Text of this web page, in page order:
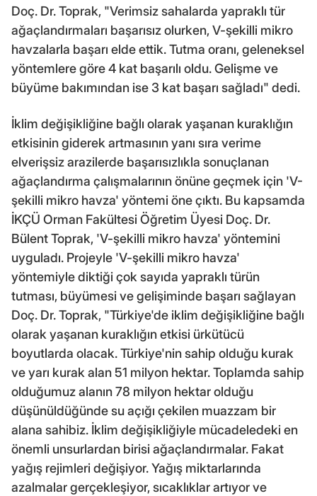
Doç. Dr. Toprak, "Verimsiz sahalarda yapraklı tür
ağaçlandırmaları başarısız olurken, V-şekilli mikro
havzalarla başarı elde ettik. Tutma oranı, geleneksel
yöntemlere göre 4 kat başarılı oldu. Gelişme ve
büyüme bakımından ise 3 kat başarı sağladı" dedi.
İklim değişikliğine bağlı olarak yaşanan kuraklığın
etkisinin giderek artmasının yanı sıra verime
elverişsiz arazilerde başarısızlıkla sonuçlanan
ağaçlandırma çalışmalarının önüne geçmek için 'V-
şekilli mikro havza' yöntemi öne çıktı. Bu kapsamda
İKÇÜ Orman Fakültesi Öğretim Üyesi Doç. Dr.
Bülent Toprak, 'V-şekilli mikro havza' yöntemini
uyguladı. Projeyle 'V-şekilli mikro havza'
yöntemiyle diktiği çok sayıda yapraklı türün
tutması, büyümesi ve gelişiminde başarı sağlayan
Doç. Dr. Toprak, "Türkiye'de iklim değişikliğine bağlı
olarak yaşanan kuraklığın etkisi ürkütücü
boyutlarda olacak. Türkiye'nin sahip olduğu kurak
ve yarı kurak alan 51 milyon hektar. Toplamda sahip
olduğumuz alanın 78 milyon hektar olduğu
düşünüldüğünde su açığı çekilen muazzam bir
alana sahibiz. İklim değişikliğiyle mücadeledeki en
önemli unsurlardan birisi ağaçlandırmalar. Fakat
yağış rejimleri değişiyor. Yağış miktarlarında
azalmalar gerçekleşiyor, sıcaklıklar artıyor ve